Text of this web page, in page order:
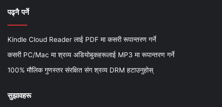
पढ्नै पर्ने
Kindle Cloud Reader लाई PDF मा कसरी रूपान्तरण गर्ने
कसरी PC/Mac मा श्रव्य अडियोबुकहरूलाई MP3 मा रूपान्तरण गर्ने
100% मौलिक गुणस्तर संरक्षित संग श्रव्य DRM हटाउनुहोस्
सुझावहरू